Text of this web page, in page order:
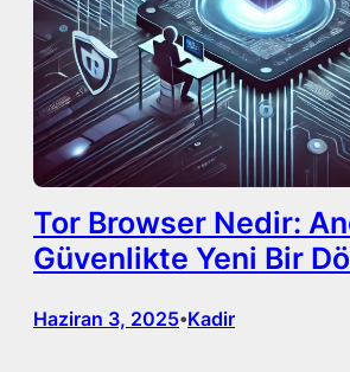
Tor Browser Nedir:
Güvenlikte Yeni Bir
Haziran 3, 2025•Kadir